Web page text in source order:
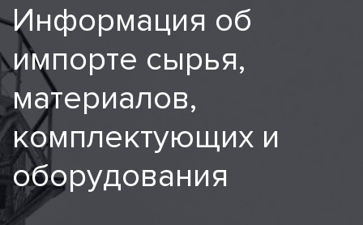
Информация об
импорте сырья,
материалов,
комплектующих и
оборудования